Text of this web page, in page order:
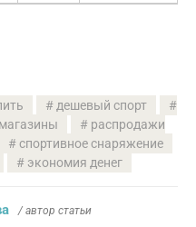
дешевый спорт
распродажи
спортивное снаряжение
экономия денег
/ автор статьи